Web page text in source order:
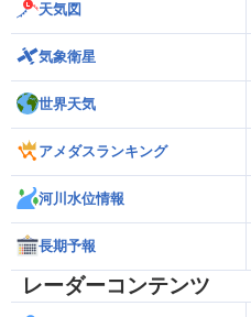
天気図
気象衛星
世界天気
アメダスランキング
河川水位情報
長期予報
レーダーコンテンツ